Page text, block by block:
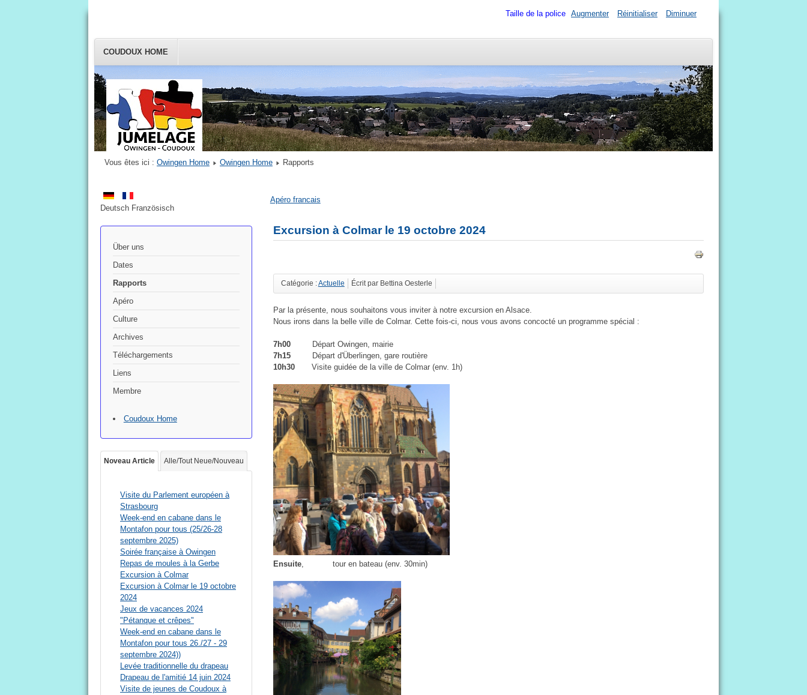
Deutsch Französischer Verein Owingen
COUDOUX HOME
Taille de la police Augmenter Réinitialiser Diminuer
Vous êtes ici : Owingen Home Owingen Home Rapports
Deutsch Französisch
Über uns
Dates
Rapports
Apéro
Culture
Archives
Téléchargements
Liens
Membre
Coudoux Home
Noveau Article Alle/Tout Neue/Nouveau
Visite du Parlement européen à
Strasbourg
Week-end en cabane dans le
Montafon pour tous (25/26-28
septembre 2025)
Soirée française à Owingen
Repas de moules à la Gerbe
Excursion à Colmar
Excursion à Colmar le 19 octobre
2024
Jeux de vacances 2024
"Pétanque et crêpes"
Week-end en cabane dans le
Montafon pour tous 26./27 - 29
septembre 2024))
Levée traditionnelle du drapeau
Drapeau de l'amitié 14 juin 2024
Visite de jeunes de Coudoux à
Apéro francais
Excursion à Colmar le 19 octobre 2024
Catégorie :Actuelle Écrit par Bettina Oesterle
Par la présente, nous souhaitons vous inviter à notre excursion en Alsace.
Nous irons dans la belle ville de Colmar. Cette fois-ci, nous vous avons concocté un programme spécial :
7h00Départ Owingen, mairie
7h15
Départ d'Überlingen, gare routière
10h30Visite guidée de la ville de Colmar (env. 1h)
Ensuite, tour en bateau (env. 30min)